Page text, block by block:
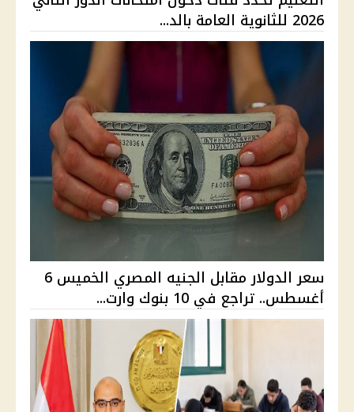
2026 للثانوية العامة بالد...
سعر الدولار مقابل الجنيه المصري الخميس 6
أغسطس.. تراجع في 10 بنوك وارت...